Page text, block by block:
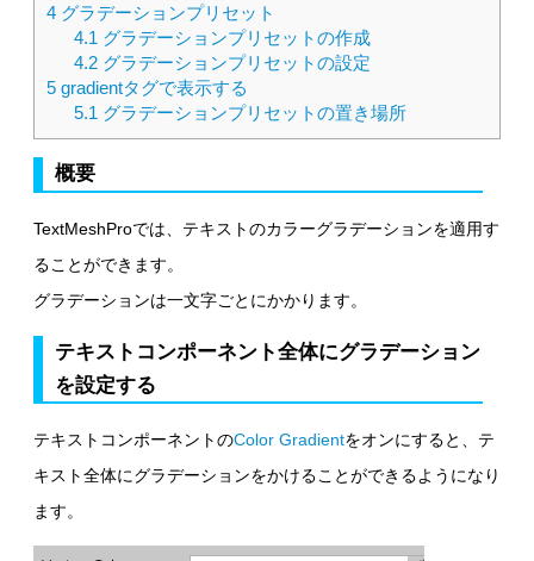
4 グラデーションプリセット
4.1 グラデーションプリセットの作成
4.2グラデーションプリセットの設定
5 gradientタグで表示する
5.1 グラデーションプリセットの置き場所
概要
TextMeshProでは、テキストのカラーグラデーションを適用す
ることができます。
グラデーションは一文字ごとにかかります。
テキストコンポーネント全体にグラデーション
を設定する
テキストコンポーネントのColor Gradientをオンにすると、テ
キスト全体にグラデーションをかけることができるようになり
ます。